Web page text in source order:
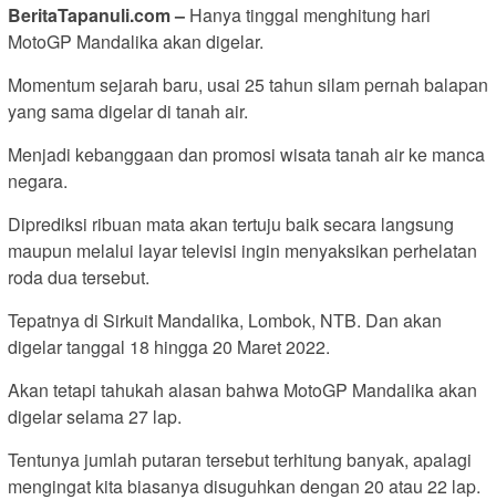
BeritaTapanuli.com – Hanya tinggal menghitung hari
MotoGP Mandalika akan digelar.
Momentum sejarah baru, usai 25 tahun silam pernah balapan
yang sama digelar di tanah air.
Menjadi kebanggaan dan promosi wisata tanah air ke manca
negara.
Diprediksi ribuan mata akan tertuju baik secara langsung
maupun melalui layar televisi ingin menyaksikan perhelatan
roda dua tersebut.
Tepatnya di Sirkuit Mandalika, Lombok, NTB. Dan akan
digelar tanggal 18 hingga 20 Maret 2022.
Akan tetapi tahukah alasan bahwa MotoGP Mandalika akan
digelar selama 27 lap.
Tentunya jumlah putaran tersebut terhitung banyak, apalagi
mengingat kita biasanya disuguhkan dengan 20 atau 22 lap.